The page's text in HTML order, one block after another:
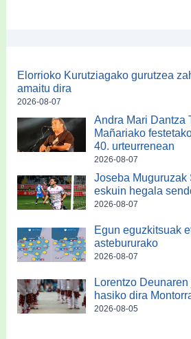
Elorrioko Kurutziagako gurutzea
amaitu dira
2026-08-07
Andra Mari Dantza
Mañariako
40. urteurrenean
2026-08-07
Joseba Muguruzak
eskuin hegala
2026-08-07
Egun eguzkitsuak
astebururako
2026-08-07
Lorentzo
hasiko dira
2026-08-05